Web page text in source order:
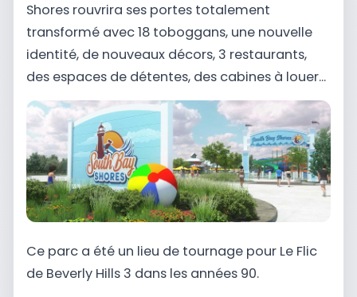
Shores rouvrira ses portes totalement
transformé avec 18 toboggans, une nouvelle
identité, de nouveaux décors, 3 restaurants,
des espaces de détentes, des cabines à louer...
Ce parc a été un lieu de tournage pour Le Flic
de Beverly Hills 3 dans les années 90.